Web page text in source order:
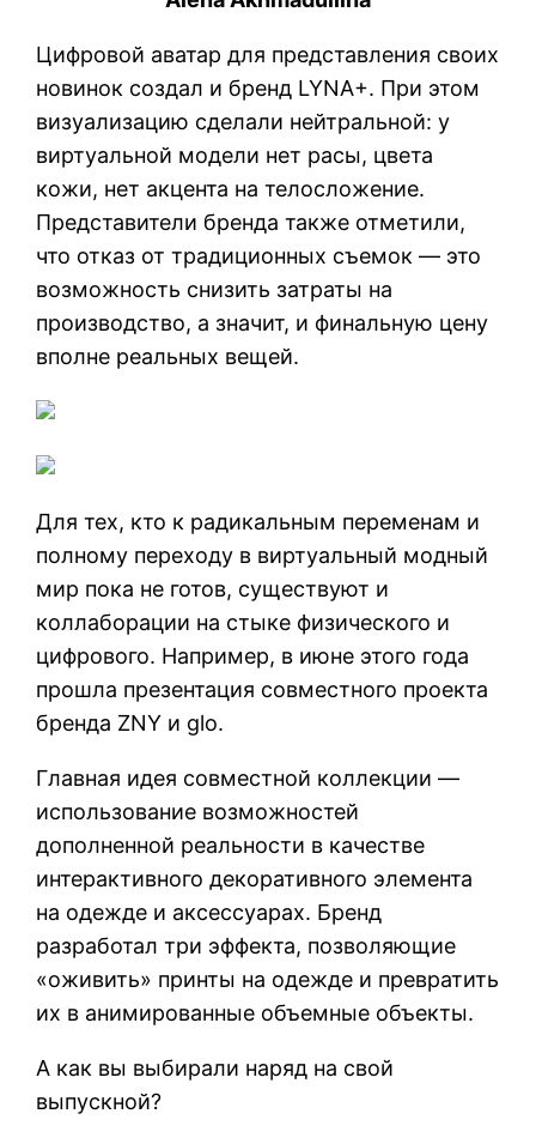
Цифровой аватар для представления своих
новинок создал и бренд LYNA+. При этом
визуализацию сделали нейтральной: у
виртуальной модели нет расы, цвета
кожи, нет акцента на телосложение.
Представители бренда также отметили,
что отказ от традиционных съемок — это
возможность снизить затраты на
производство, а значит, и финальную цену
вполне реальных вещей.
Для тех, кто к радикальным переменам и
полному переходу в виртуальный модный
мир пока не готов, существуют и
коллаборации на стыке физического и
цифрового. Например, в июне этого года
прошла презентация совместного проекта
бренда ZNY и glo.
Главная идея совместной коллекции —
использование возможностей
дополненной реальности в качестве
интерактивного декоративного элемента
на одежде и аксессуарах. Бренд
разработал три эффекта, позволяющие
«оживить» принты на одежде и превратить
их в анимированные объемные объекты.
А как вы выбирали наряд на свой
выпускной?